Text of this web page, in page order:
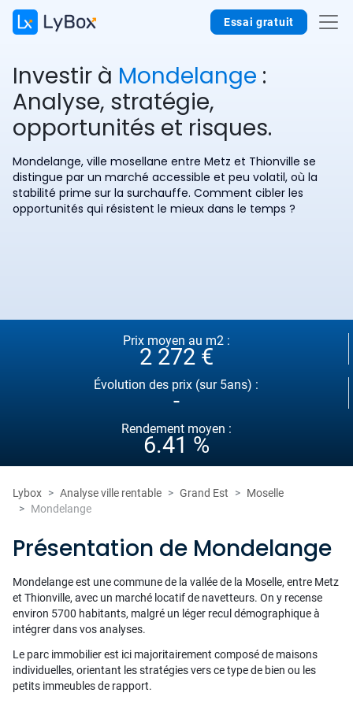
Essai gratuit
Investir à Mondelange :
Analyse, stratégie,
opportunités et risques.
Mondelange, ville mosellane entre Metz et Thionville se
distingue par un marché accessible et peu volatil, où la
stabilité prime sur la surchauffe. Comment cibler les
opportunités qui résistent le mieux dans le temps ?
Prix moyen au m2 :
2 272 €
Évolution des prix (sur 5ans) :
-
Rendement moyen :
6.41 %
Lybox Analyse ville rentable Grand Est
Moselle
Mondelange
Présentation de Mondelange
Mondelange est une commune de la vallée de la Moselle, entre Metz
et Thionville, avec un marché locatif de navetteurs. On y recense
environ 5700 habitants, malgré un léger recul démographique à
intégrer dans vos analyses.
Le parc immobilier est ici majoritairement composé de maisons
individuelles, orientant les stratégies vers ce type de bien ou les
petits immeubles de rapport.